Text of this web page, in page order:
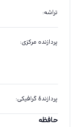
تراشه:
پردازنده مرکزی:
پردازندهٔ گرافیکی:
حافظه